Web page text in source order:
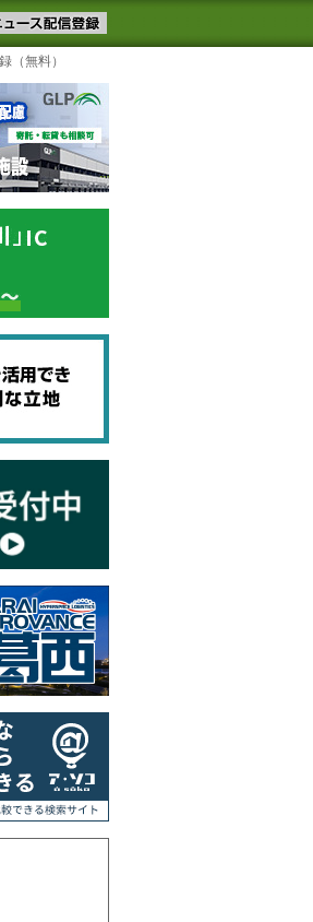
物流ニュースメール配信を登録す
るテーマ
（無料）